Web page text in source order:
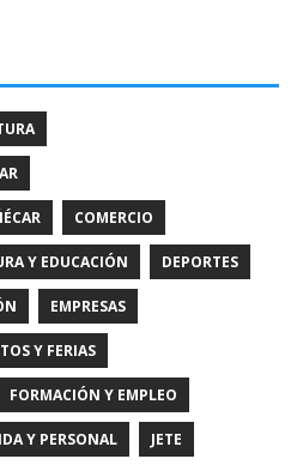
COMERCIO
Y EDUCACIÓN DEPORTES
EMPRESAS
Y FERIAS
FORMACIÓN Y EMPLEO
Y PERSONAL JETE